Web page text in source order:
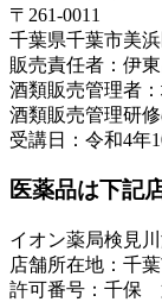
〒261-0011
千葉県千葉市美
販売責任者：伊
酒類販売管理者
酒類販売管理研
受講日：令和4年
医薬品は下記
イオン薬局検見
店舗所在地：千
許可番号：千